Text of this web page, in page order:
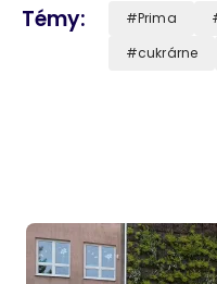
Témy Prima
cukrárne